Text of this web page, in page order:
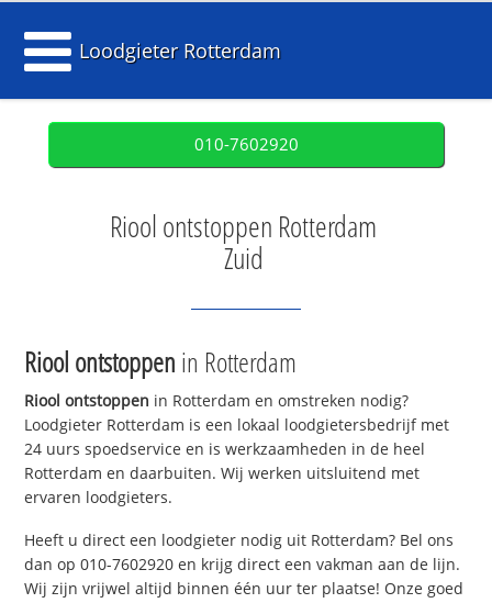
Loodgieter Rotterdam
010-7602920
Riool ontstoppen Rotterdam
Zuid
Riool ontstoppen in Rotterdam
Riool ontstoppen in Rotterdam en omstreken nodig?
Loodgieter Rotterdam is een lokaal loodgietersbedrijf met
24 uurs spoedservice en is werkzaamheden in de heel
Rotterdam en daarbuiten. Wij werken uitsluitend met
ervaren loodgieters.
Heeft u direct een loodgieter nodig uit Rotterdam? Bel ons
dan op 010-7602920 en krijg direct een vakman aan de lijn.
Wij zijn vrijwel altijd binnen één uur ter plaatse! Onze goed